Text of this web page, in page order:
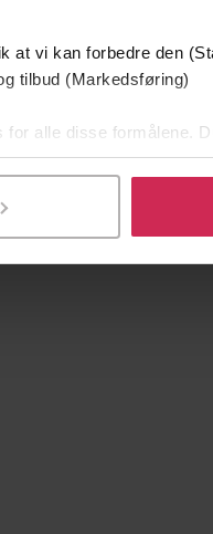
at vi kan forbedre den
tilbud (Markedsføring)
alle disse formålene.
som helst trekke
Sjakkgeniene
Atle Grønn